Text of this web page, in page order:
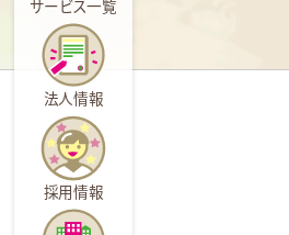
サービス一覧
法人情報
採用情報